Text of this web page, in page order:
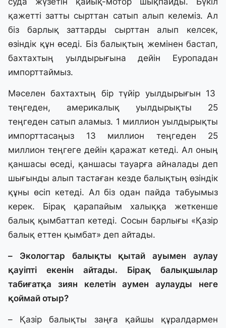
қажетті затты сырттан сатып алып келеміз. Ал
біз барлық заттарды сырттан алып келсек,
өзіндік құн өседі. Біз балықтың жемінен бастап,
бахтахтың уылдырығына дейін Еуропадан
импорттаймыз.
Мәселен бахтахтың бір түйір уылдырығын 13
теңгеден, америкалық уылдырықты 25
теңгеден сатып аламыз. 1 миллион уылдырықты
импорттасаңыз 13 миллион теңгеден 25
миллион теңгеге дейін қаражат кетеді. Ал оның
қаншасы өседі, қаншасы тауарға айналады деп
шығынды алып тастаған кезде балықтың өзіндік
құны өсіп кетеді. Ал біз одан пайда табуымыз
керек. Бірақ қарапайым халыққа жеткенше
балық қымбаттап кетеді. Сосын барлығы «Қазір
балық еттен қымбат» деп айтады.
– Экологтар балықты қытай ауымен аулау
қауіпті екенін айтады. Бірақ балықшылар
табиғатқа зиян келетін аумен аулауды неге
қоймай отыр?
– Қазір балықты заңға қайшы құралдармен